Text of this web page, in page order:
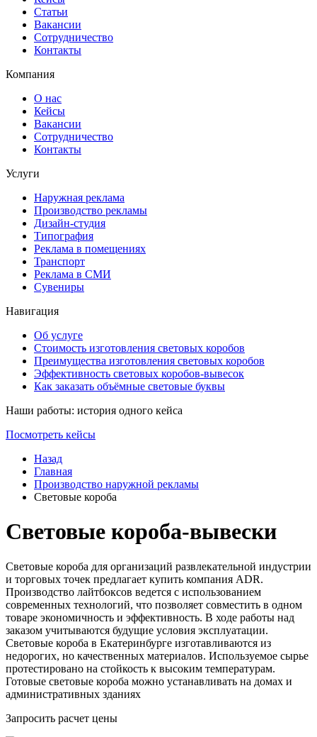
Статьи
Вакансии
Сотрудничество
Контакты
Компания
О нас
Кейсы
Вакансии
Сотрудничество
Контакты
Услуги
Наружная реклама
Производство рекламы
Дизайн-студия
Типография
Реклама в помещениях
Транспорт
Реклама в СМИ
Сувениры
Навигация
Об услуге
Стоимость изготовления световых коробов
Преимущества изготовления световых коробов
Эффективность световых коробов-вывесок
Как заказать объёмные световые буквы
Наши работы: история одного кейса
Посмотреть кейсы
Назад
Главная
Производство наружной рекламы
Световые короба
Световые короба-вывески
Световые короба для организаций развлекательной индустрии
и торговых точек предлагает купить компания ADR.
Производство лайтбоксов ведется с использованием
современных технологий, что позволяет совместить в одном
товаре экономичность и эффективность. В ходе работы над
заказом учитываются будущие условия эксплуатации.
Световые короба в Екатеринбурге изготавливаются из
недорогих, но качественных материалов. Используемое сырье
протестировано на стойкость к высоким температурам.
Готовые световые короба можно устанавливать на домах и
административных зданиях
Запросить расчет цены